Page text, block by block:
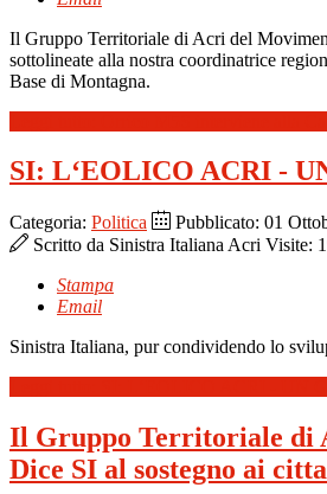
Il Gruppo Territoriale di Acri del
sottolineate alla nostra coordinatrice
Base di Montagna.
SI: L‘EOLICO ACRI -
Categoria: Politica
Pubblicato: 01
Scritto da Sinistra Italiana Acri Visite:
Stampa
Email
Sinistra Italiana, pur condividendo lo
Il Gruppo Territoriale di
Dice SI al sostegno ai